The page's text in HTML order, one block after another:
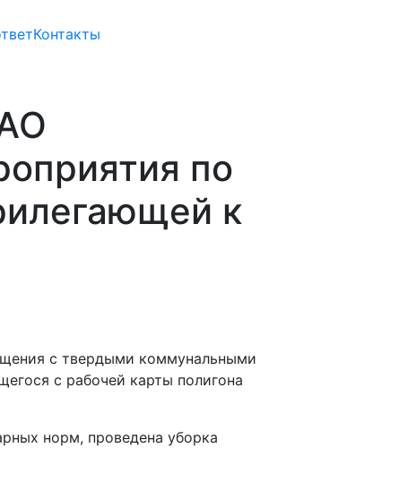
Контакты
по
к
с твердыми коммунальными
с рабочей карты полигона
норм, проведена уборка